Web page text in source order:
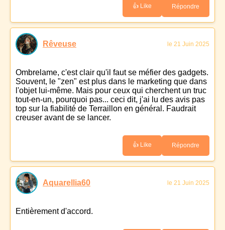
👍 Like Répondre
Rêveuse le 21 Juin 2025
Ombrelame, c'est clair qu'il faut se méfier des gadgets.
Souvent, le "zen" est plus dans le marketing que dans
l'objet lui-même. Mais pour ceux qui cherchent un truc
tout-en-un, pourquoi pas... ceci dit, j'ai lu des avis pas
top sur la fiabilité de Terraillon en général. Faudrait
creuser avant de se lancer.
👍 Like Répondre
Aquarellia60 le 21 Juin 2025
Entièrement d'accord.